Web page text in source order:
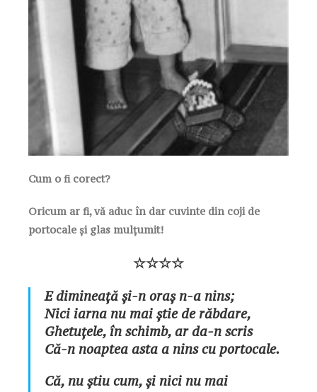
Cum o fi corect?
Oricum ar fi, vă aduc în dar cuvinte din coji de
portocale și glas mulțumit!
☆☆☆☆
E dimineață și-n oraș n-a nins;
Nici iarna nu mai știe de răbdare,
Ghetuțele, în schimb, ar da-n scris
Că-n noaptea asta a nins cu portocale.
Că, nu știu cum, și nici nu mai